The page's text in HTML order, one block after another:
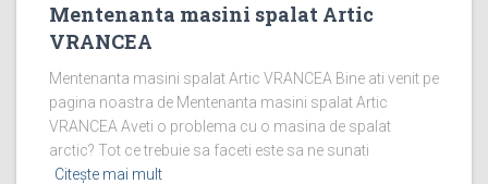
Mentenanta masini spalat Artic
VRANCEA
Mentenanta masini spalat Artic VRANCEA Bine ati venit pe
pagina noastra de Mentenanta masini spalat Artic
VRANCEA Aveti o problema cu o masina de spalat
arctic? Tot ce trebuie sa faceti este sa ne sunati
Citește mai mult